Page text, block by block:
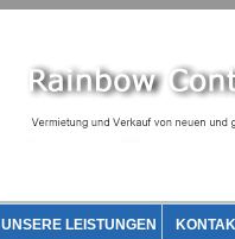
UNSERE LEISTUNGEN